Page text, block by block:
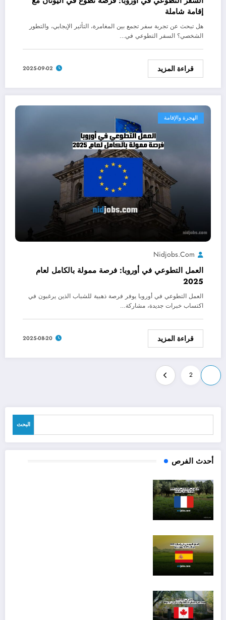
إقامة شاملة
هل تبحث عن تجربة سفر تجمع بين المغامرة، التأثير الإيجابي، والتطور
الشخصي؟ السفر التطوعي في…
قراءة المزيد 2025-09-02
الهجرة والإقامة
Nidjobs.com
العمل التطوعي في أوروبا: فرصة ممولة بالكامل لعام
2025
العمل التطوعي في أوروبا يوفر فرصة ذهبية للشباب الذين يرغبون في
اكتساب خبرات جديدة، مشاركة…
قراءة المزيد 2025-08-20
Posts
pagination
2
البحث
أحدث الفرص